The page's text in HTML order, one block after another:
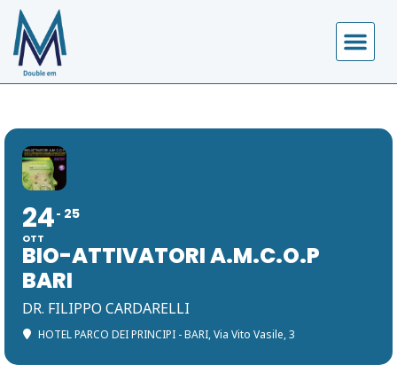
24
OTT
25
BIO-ATTIVATORI A.M.C.O.P
BARI
DR. FILIPPO CARDARELLI
HOTEL PARCO DEI PRINCIPI - BARI, Via Vito Vasile, 3